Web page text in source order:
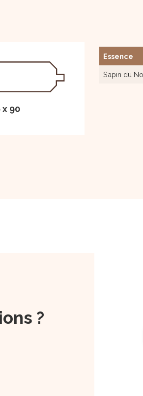
90
Essence
Sapin du
?